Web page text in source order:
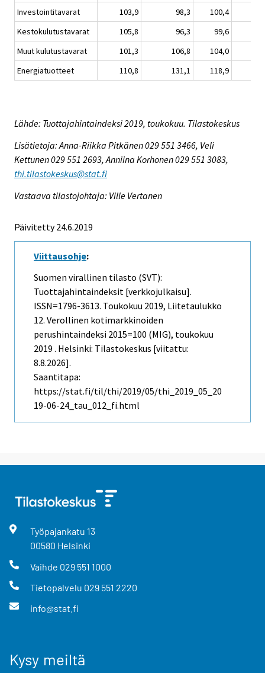
Investointitavarat
103,9 98,3
100,4
Kestokulutustavarat
105,8 96,3
99,6
Muut kulutustavarat
101,3 106,8
104,0
Energiatuotteet
110,8 131,1 118,9
Lähde: Tuottajahintaindeksi 2019, toukokuu. Tilastokeskus
Lisätietoja: Anna-Riikka Pitkänen 029 551 3466, Veli
Kettunen 029 551 2693, Anniina Korhonen 029 551 3083,
thi.tilastokeskus@stat.fi
Vastaava tilastojohtaja: Ville Vertanen
Päivitetty 24.6.2019
Viittausohje:
Suomen virallinen tilasto (SVT):
Tuottajahintaindeksit [verkkojulkaisu].
ISSN=1796-3613. Toukokuu 2019, Liitetaulukko
12. Verollinen kotimarkkinoiden
perushintaindeksi 2015=100 (MIG), toukokuu
2019 . Helsinki: Tilastokeskus [viitattu:
8.8.2026].
Saantitapa:
https://stat.fi/til/thi/2019/05/thi_2019_05_20
19-06-24_tau_012_fi.html
Työpajankatu 13
00580 Helsinki
Vaihde 029 551 1000
Tietopalvelu 029 551 2220
info@stat.fi
Kysy meiltä